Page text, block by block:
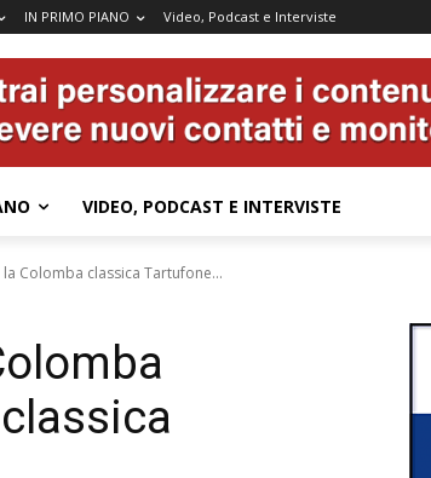
IN PRIMO PIANO Video, Podcast e Interviste
VIDEO, PODCAST E INTERVISTE
Colomba classica Tartufone...